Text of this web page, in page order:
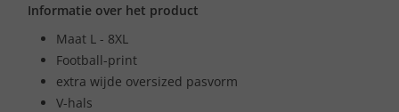
Informatie over het product
Maat L - 8XL
Football-print
extra wijde oversized pasvorm
V-hals